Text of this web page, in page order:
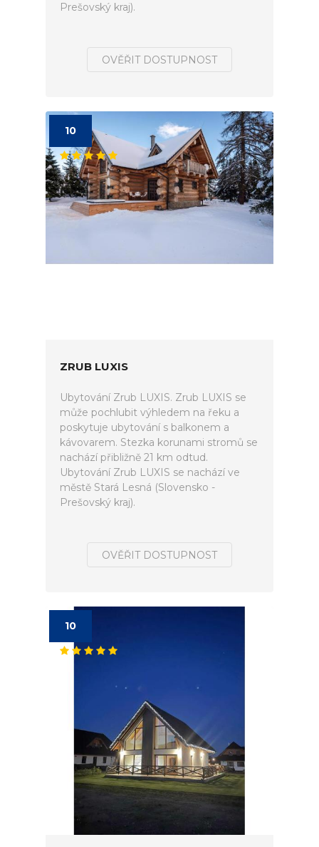
Prešovský kraj).
OVĚŘIT DOSTUPNOST
10
ZRUB LUXIS
Ubytování Zrub LUXIS. Zrub LUXIS se
může pochlubit výhledem na řeku a
poskytuje ubytování s balkonem a
kávovarem. Stezka korunami stromů se
nachází přibližně 21 km odtud.
Ubytování Zrub LUXIS se nachází ve
městě Stará Lesná (Slovensko -
Prešovský kraj).
OVĚŘIT DOSTUPNOST
10